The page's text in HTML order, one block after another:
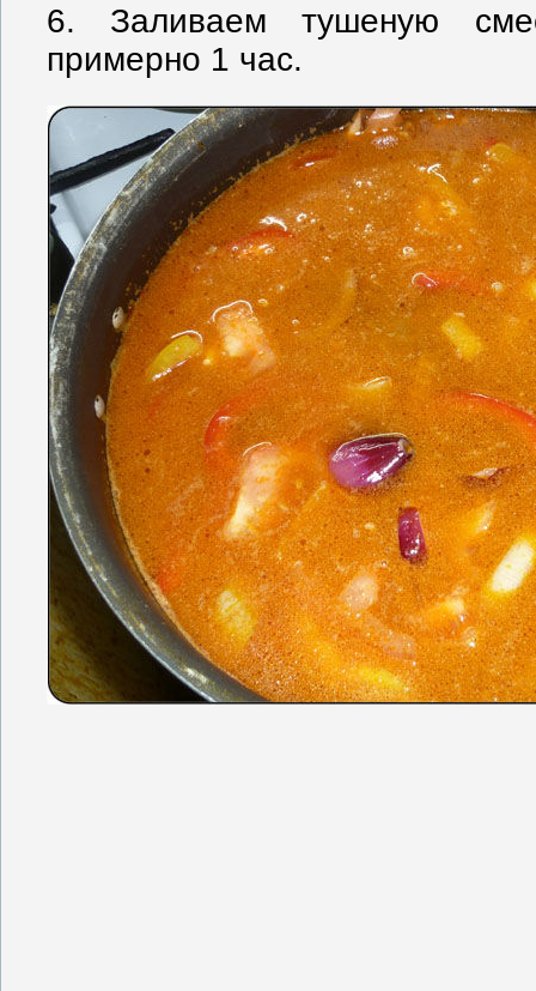
6. Заливаем тушеную
примерно 1 час.